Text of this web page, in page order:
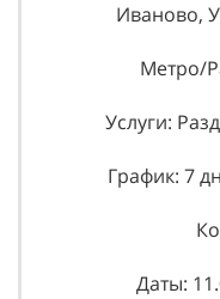
Иваново,
Метро/
Услуги:
График: 7
Даты: